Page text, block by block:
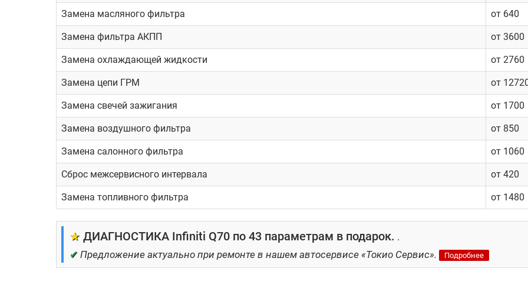
Некоторые преимущества ремонта Infiniti Q70 в Токио Сервис:
Бесплатная диагностика
ТО под ключ
Ремонт ДВС и АКПП любой сложности
Кузовной цех
Малярный цех
Профессиональный детейлинг
Замена масляного фильтра от 640
Замена фильтра АКПП от 3600
Замена охлаждающей жидкости от 2760
Замена цепи ГРМ от
Замена свечей зажигания от 1700
Замена воздушного фильтра от 850
Замена салонного фильтра от 1060
Сброс межсервисного интервала от 420
Замена топливного фильтра от 1480
★ ДИАГНОСТИКА Infiniti Q70 по 43 параметрам в подарок. .
✔ Предложение актуально при ремонте в нашем автосервисе «Токио Сервис». Подробнее